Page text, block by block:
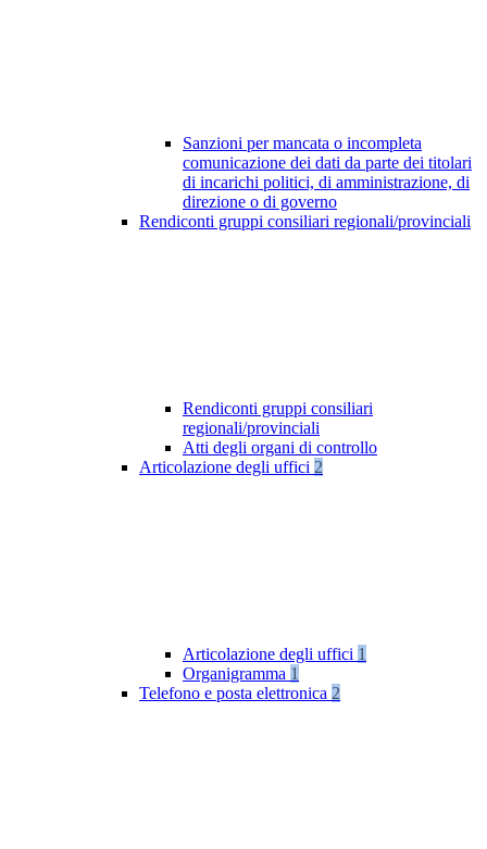
Sanzioni per mancata o incompleta
comunicazione dei dati da parte dei titolari
di incarichi politici, di amministrazione, di
direzione o di governo
Rendiconti gruppi consiliari regionali/provinciali
Rendiconti gruppi consiliari
regionali/provinciali
Atti degli organi di controllo
Articolazione degli uffici 2
Articolazione degli uffici 1
Organigramma 1
Telefono e posta elettronica 2